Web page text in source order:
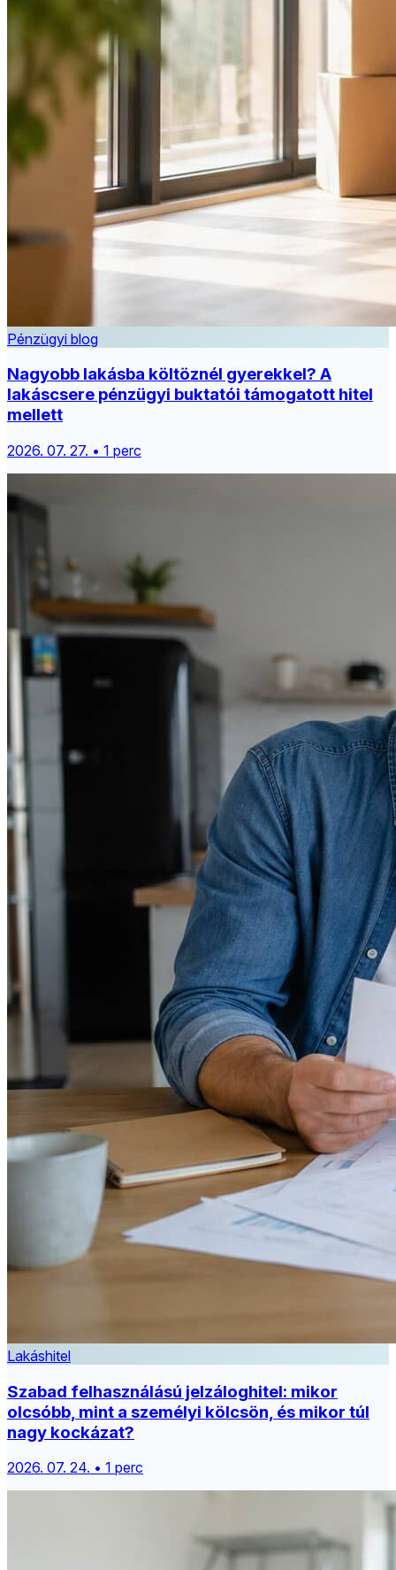
Pénzügyi blog
Nagyobb lakásba költöznél gyerekkel? A
lakáscsere pénzügyi buktatói támogatott hitel
mellett
2026. 07. 27. • 1 perc
Lakáshitel
Szabad felhasználású jelzáloghitel: mikor
olcsóbb, mint a személyi kölcsön, és mikor túl
nagy kockázat?
2026. 07. 24. • 1 perc